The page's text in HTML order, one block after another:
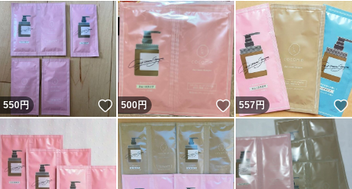
550円 いいね！
500円 いいね！
557円